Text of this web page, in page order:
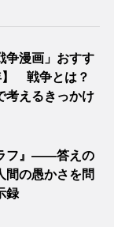
争漫画」おすす
】 戦争とは？
考えるきっかけ
フ』——答えの
間の愚かさを問
録